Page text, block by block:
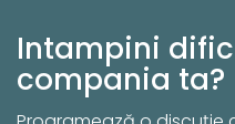
Intampini
compania ta?